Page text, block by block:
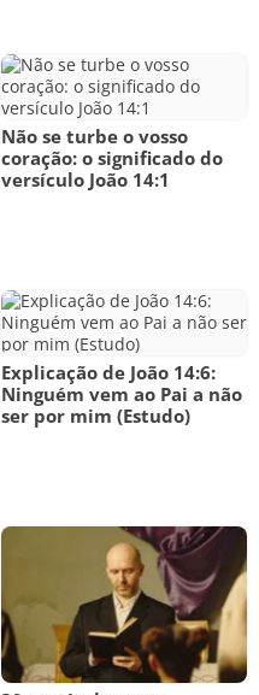
Não se turbe o vosso
coração: o significado do
versículo João 14:1
Explicação de João 14:6:
Ninguém vem ao Pai a não
ser por mim (Estudo)